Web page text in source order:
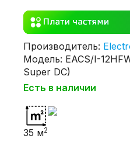
Производитель:
Модель: EACS/I-
Super DC)
Есть в наличии
35 м2